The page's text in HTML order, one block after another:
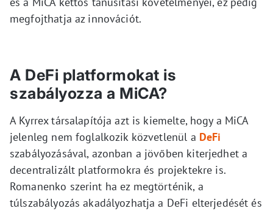
megfojthatja az innovációt.
A DeFi platformokat is
szabályozza a MiCA?
A Kyrrex társalapítója azt is kiemelte, hogy a MiCA
jelenleg nem foglalkozik közvetlenül a DeFi
szabályozásával, azonban a jövőben kiterjedhet a
decentralizált platformokra és projektekre is.
Romanenko szerint ha ez megtörténik, a
túlszabályozás akadályozhatja a DeFi elterjedését és